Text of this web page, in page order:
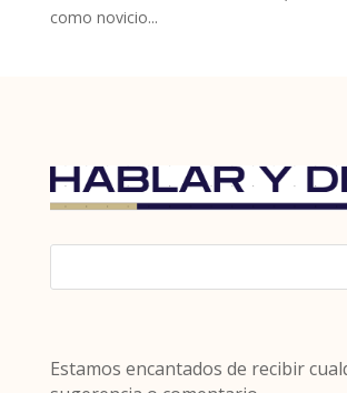
como novicio...
Estamos encantados de recibir